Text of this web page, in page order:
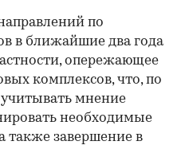
по
в ближайшие два года
опережающее
комплексов, что, по
мнение
необходимые
также завершение в